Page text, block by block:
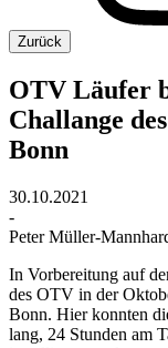
Zurück
OTV Läufer
Challange
Bonn
30.10.2021
-
Peter Müller-
In Vorbereitung auf
des OTV in der
Bonn. Hier konnten
lang, 24 Stunden am